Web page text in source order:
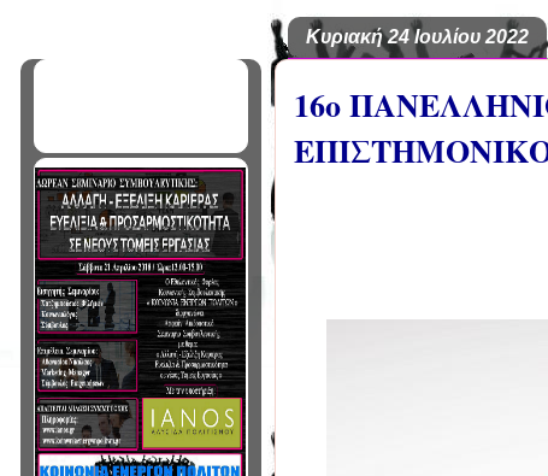
ΤΙΣ Α' & Β'
ΚΛΙΝΙΚΕΣ ΠΓΝΙΚυριακή 24 Ιουλίου 2022
16ο